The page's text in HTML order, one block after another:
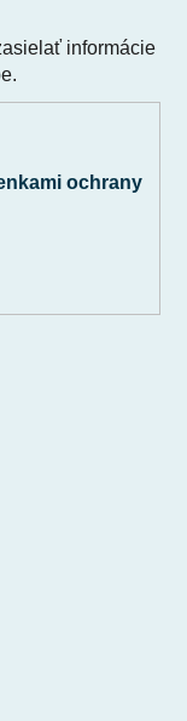
informácie
ochrany